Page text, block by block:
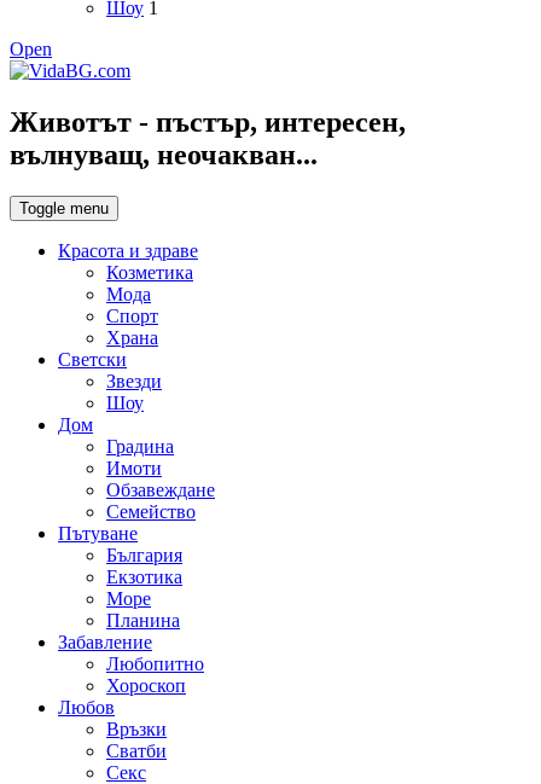
Шоу 1
Open
Животът - пъстър, интересен,
вълнуващ, неочакван...
Toggle menu
Красота и здраве
Козметика
Мода
Спорт
Храна
Светски
Звезди
Шоу
Дом
Градина
Имоти
Обзавеждане
Семейство
Пътуване
България
Екзотика
Море
Планина
Забавление
Любопитно
Хороскоп
Любов
Връзки
Сватби
Секс